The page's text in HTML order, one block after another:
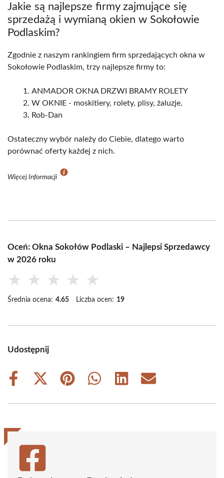
Jakie są najlepsze firmy zajmujące się
sprzedażą i wymianą okien w Sokołowie
Podlaskim?
Zgodnie z naszym rankingiem firm sprzedających okna w
Sokołowie Podlaskim, trzy najlepsze firmy to:
ANMADOR OKNA DRZWI BRAMY ROLETY
W OKNIE - moskitiery, rolety, plisy, żaluzje.
Rob-Dan
Ostateczny wybór należy do Ciebie, dlatego warto
porównać oferty każdej z nich.
Więcej Informacji
Oceń: Okna Sokołów Podlaski – Najlepsi Sprzedawcy
w 2026 roku
★ ★ ★ ★ ★
Średnia ocena: 4.65 Liczba ocen: 19
Udostępnij
Share
Share
(Twitter)
Share
Share
Share
Share